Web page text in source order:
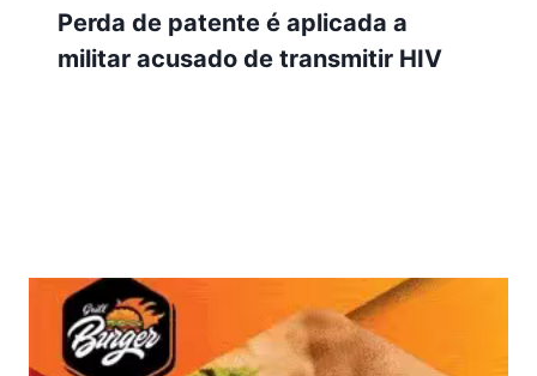
Perda de patente é aplicada a
militar acusado de transmitir HIV